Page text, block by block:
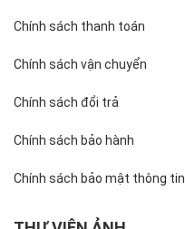
Chính sách thanh toán
Chính sách vận chuyển
Chính sách đổi trả
Chính sách bảo hành
Chính sách bảo mật thông tin